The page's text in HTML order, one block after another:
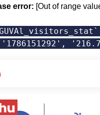
error: [Out of range